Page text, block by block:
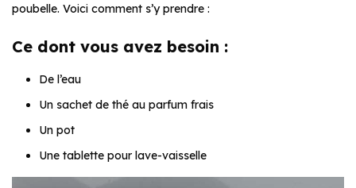
poubelle. Voici comment s’y prendre :
Ce dont vous avez besoin :
De l’eau
Un sachet de thé au parfum frais
Un pot
Une tablette pour lave-vaisselle